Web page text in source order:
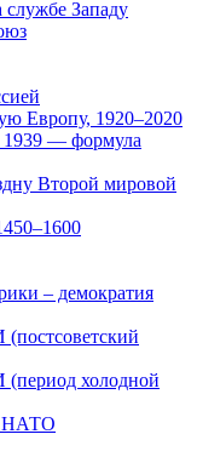
Западу
Европу, 1920–2020
1939 — формула
Второй мировой
– демократия
холодной
НАТО